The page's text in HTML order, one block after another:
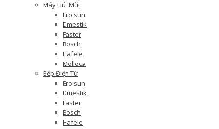
Máy Hút Mùi
Ero sun
Dmestik
Faster
Bosch
Hafele
Molloca
Bếp Điện Từ
Ero sun
Dmestik
Faster
Bosch
Hafele